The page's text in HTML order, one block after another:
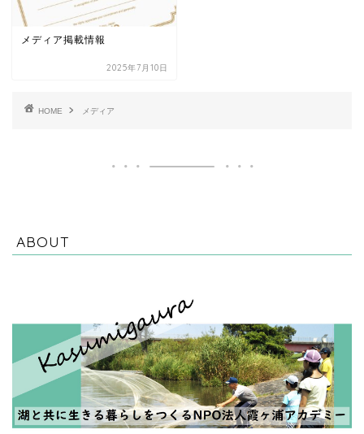
メディア掲載情報
2025年7月10日
HOME メディア
ABOUT